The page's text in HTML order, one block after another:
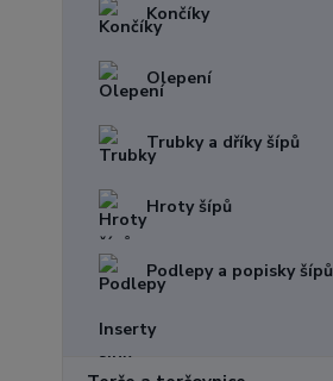
Končíky
Olepení
Trubky a dříky šípů
Hroty šípů
Podlepy a popisky šípů
Inserty